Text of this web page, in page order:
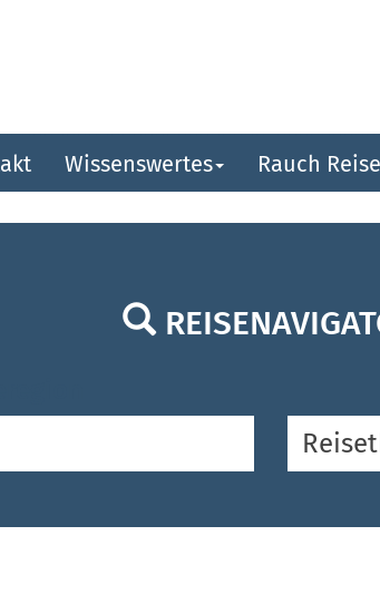
Wissenswertes Rauch